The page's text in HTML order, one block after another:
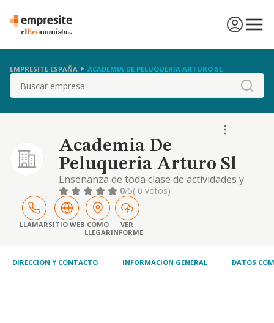
EMPRESITE ESPAÑA ACADEMIA DE PELUQUERIA ARTURO SL
Buscar
Academia De
Peluqueria Arturo Sl
Ensenanza de toda clase de actividades y
trabajos del ramo de peluqueria.
0/5( 0 votos)
LLAMARSITIO WEB CÓMO
LLEGAR
VER
INFORME
DIRECCIÓN Y CONTACTO INFORMACIÓN GENERAL DATOS